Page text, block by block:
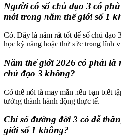
Người có số chủ đạo 3 có
mới trong năm thế giới số 1
Có. Đây là năm rất tốt để số chủ đạo
học kỹ năng hoặc thử sức trong lĩnh
Năm thế giới 2026 có phải là
chủ đạo 3 không?
Có thể nói là may mắn nếu bạn biết
tưởng thành hành động thực tế.
Chỉ số đường đời 3 có dễ
giới số 1 không?